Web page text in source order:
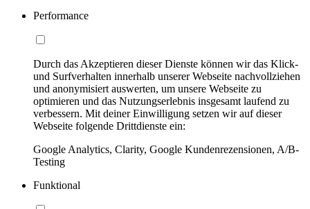
Performance
Durch das Akzeptieren dieser Dienste können wir das Klick-
und Surfverhalten innerhalb unserer Webseite nachvollziehen
und anonymisiert auswerten, um unsere Webseite zu
optimieren und das Nutzungserlebnis insgesamt laufend zu
verbessern. Mit deiner Einwilligung setzen wir auf dieser
Webseite folgende Drittdienste ein:
Google Analytics, Clarity, Google Kundenrezensionen, A/B-
Testing
Funktional